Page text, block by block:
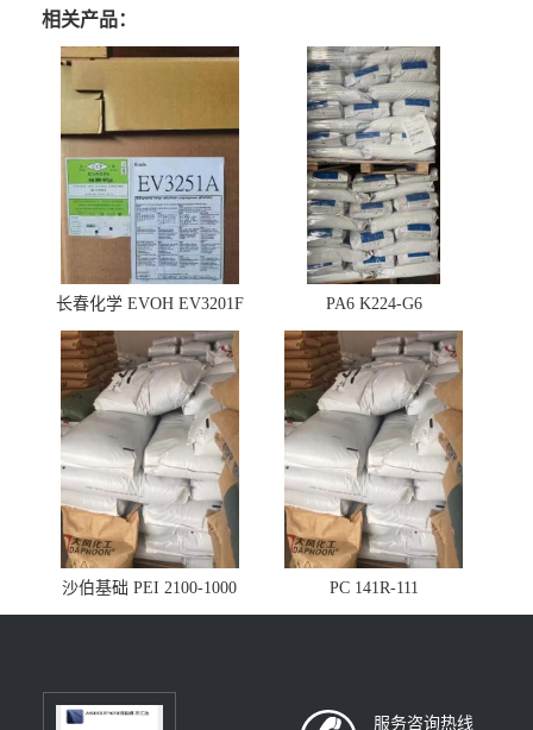
相关产品：
长春化学 EVOH EV3201F PA6 K224-G6
沙伯基础 PEI 2100-1000 PC 141R-111
服务咨询热线